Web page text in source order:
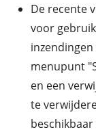
De recente
voor
menupunt
en een
te